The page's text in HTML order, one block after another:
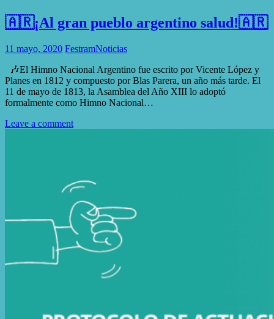
🇦🇷¡Al gran pueblo argentino salud!🇦🇷
11 mayo, 2020 FestramNoticias
🎶El Himno Nacional Argentino fue escrito por Vicente López y
Planes en 1812 y compuesto por Blas Parera, un año más tarde. El
11 de mayo de 1813, la Asamblea del Año XIII lo adoptó
formalmente como Himno Nacional…
Leave a comment